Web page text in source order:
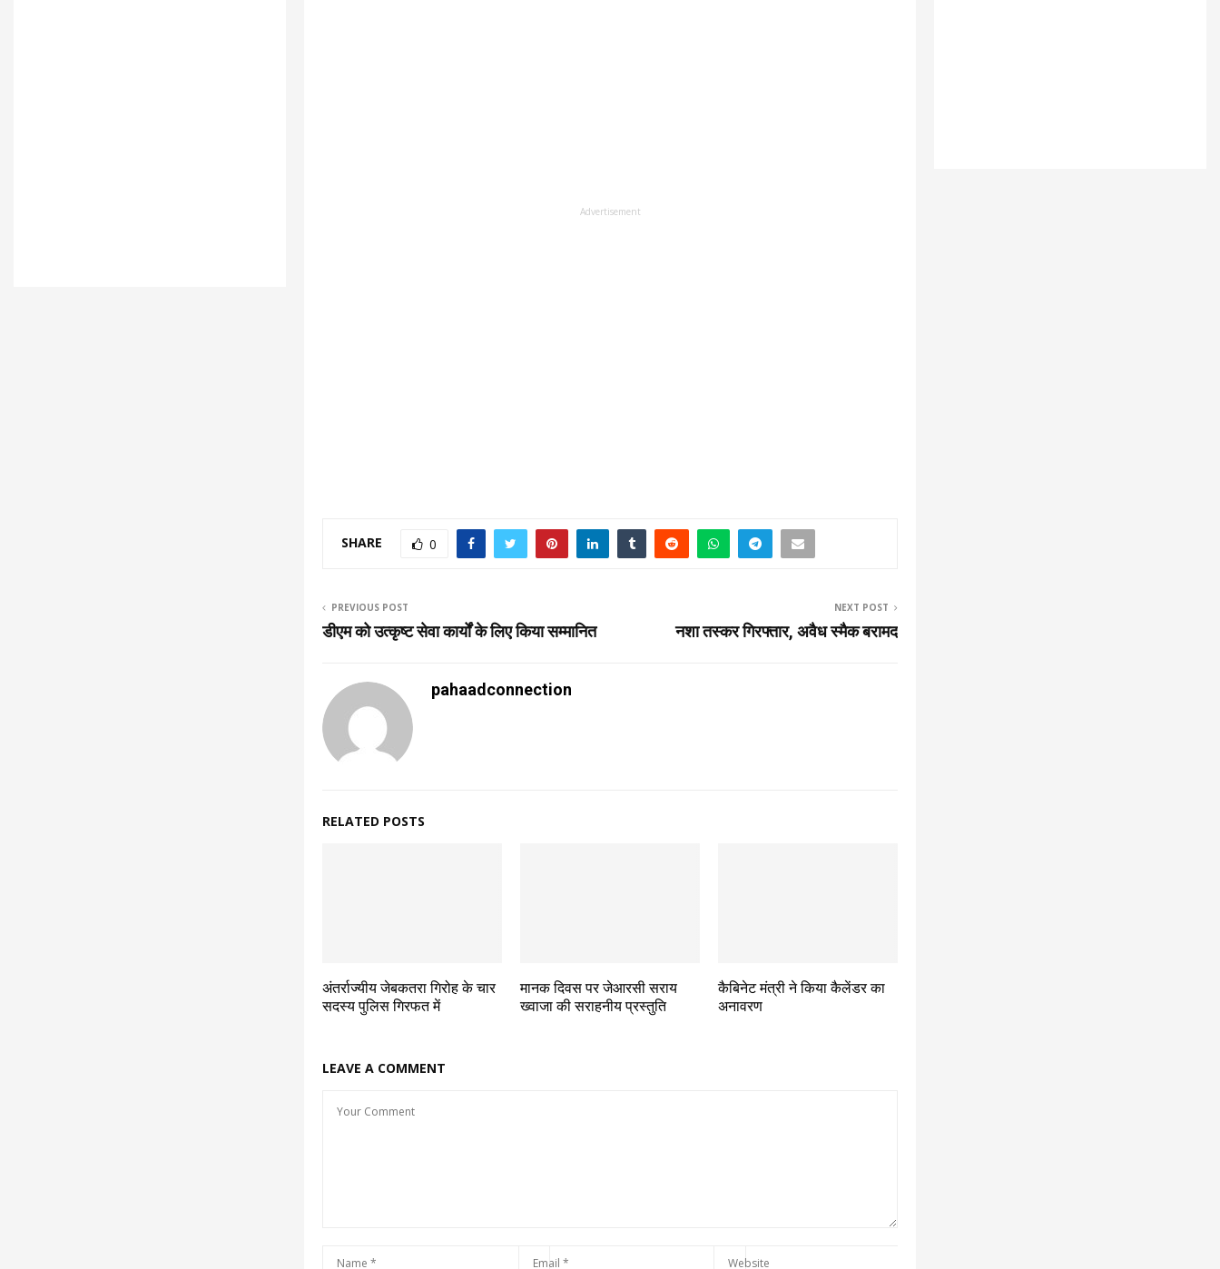
Advertisement
SHARE 0
PREVIOUS POST
डीएम को उत्कृष्ट सेवा कार्यों के लिए किया सम्मानित
NEXT POST
नशा तस्कर गिरफ्तार, अवैध स्मैक बरामद
pahaadconnection
RELATED POSTS
अंतर्राज्यीय जेबकतरा गिरोह के चार
सदस्य पुलिस गिरफत में
मानक दिवस पर जेआरसी सराय
ख्वाजा की सराहनीय प्रस्तुति
कैबिनेट मंत्री ने किया कैलेंडर का
अनावरण
LEAVE A COMMENT